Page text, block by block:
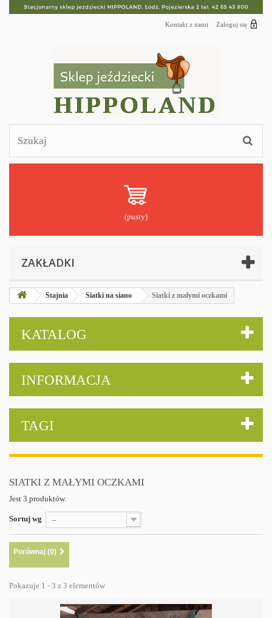
Zaloguj się
Kontakt z nami
(pusty)
ZAKŁADKI
Stajnia Siatki na siano Siatki z małymi oczkami
KATALOG
INFORMACJA
TAGI
SIATKI Z MAŁYMI OCZKAMI
Jest 3 produktów.
Sortuj wg --
Porównaj (0)
Pokazuje 1 - 3 z 3 elementów